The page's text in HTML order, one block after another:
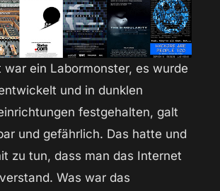
war ein Labormonster, es wurde
und in dunklen
festgehalten, galt
und gefährlich. Das hatte und
zu tun, dass man das Internet
Was war das